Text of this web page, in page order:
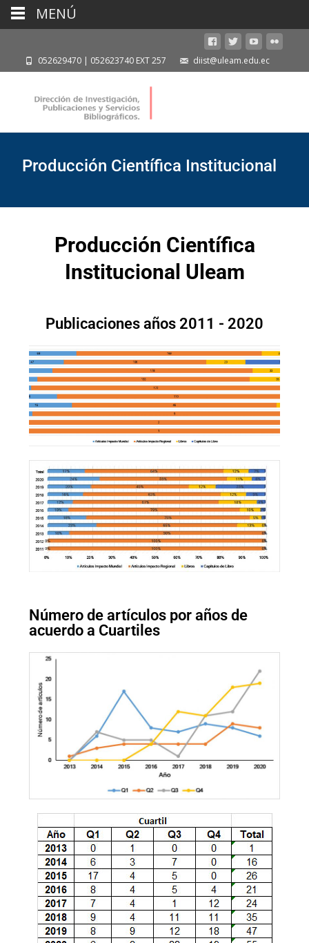
052629470 | 052623740 EXT 257 diist@uleam.edu.ec
Producción Científica Institucional
Producción Científica
Institucional Uleam
Publicaciones años 2011 - 2020
Número de artículos por años de
acuerdo a Cuartiles
MENÚ